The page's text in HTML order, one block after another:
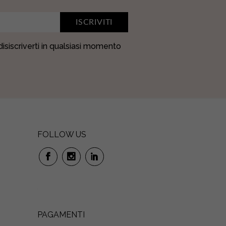
ISCRIVITI
in qualsiasi momento
FOLLOW US
PAGAMENTI